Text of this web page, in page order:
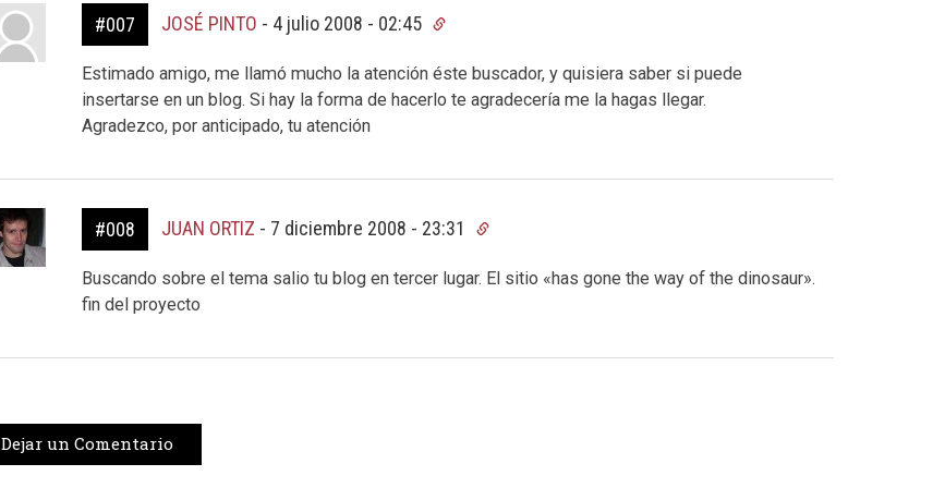
#007 JOSÉ PINTO - 4 julio 2008 - 02:45
Estimado amigo, me llamó mucho la atención éste buscador, y quisiera saber si puede
insertarse en un blog. Si hay la forma de hacerlo te agradecería me la hagas llegar.
Agradezco, por anticipado, tu atención
#008 JUAN ORTIZ - 7 diciembre 2008 - 23:31
Buscando sobre el tema salio tu blog en tercer lugar. El sitio «has gone the way of the dinosaur».
fin del proyecto
Dejar un Comentario